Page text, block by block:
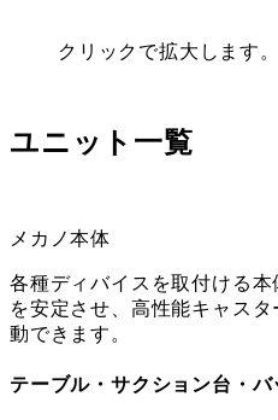
クリックで拡大します。
ユニット一覧
メカノ本体
各種ディバイスを取付ける
を安定させ、高性能キャス
動できます。
テーブル・サクション台・バ